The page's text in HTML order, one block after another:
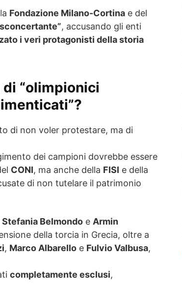
Fondazione Milano-Cortina e del
, accusando gli enti
i veri protagonisti della storia
di “olimpionici
di non voler protestare, ma di
dei campioni dovrebbe essere
CONI, ma anche della FISI e della
di non tutelare il patrimonio
Stefania Belmondo e Armin
della torcia in Grecia, oltre a
, Marco Albarello e Fulvio Valbusa,
completamente esclusi,